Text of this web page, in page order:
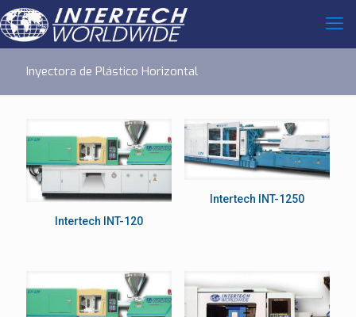
Inyectora de Plástico Horizontal
Intertech INT-120
Intertech INT-1250